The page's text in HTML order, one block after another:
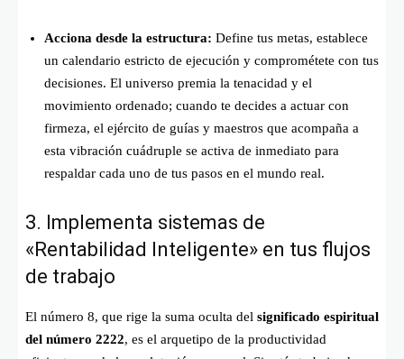
Acciona desde la estructura: Define tus metas, establece
un calendario estricto de ejecución y comprométete con tus
decisiones. El universo premia la tenacidad y el
movimiento ordenado; cuando te decides a actuar con
firmeza, el ejército de guías y maestros que acompaña a
esta vibración cuádruple se activa de inmediato para
respaldar cada uno de tus pasos en el mundo real.
3. Implementa sistemas de
«Rentabilidad Inteligente» en tus flujos
de trabajo
El número 8, que rige la suma oculta del significado espiritual
del número 2222, es el arquetipo de la productividad